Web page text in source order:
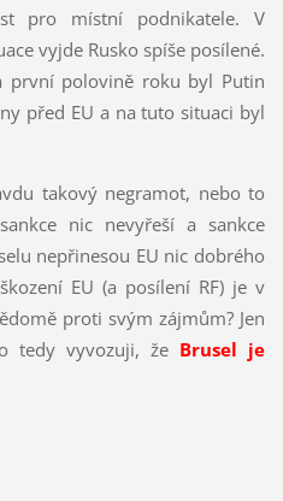
pro místní podnikatele. V
vyjde Rusko spíše posílené.
první polovině roku byl Putin
před EU a na tuto situaci byl
takový negramot, nebo to
nic nevyřeší a sankce
nepřinesou EU nic dobrého
EU (a posílení RF) je v
proti svým zájmům? Jen
tedy vyvozuji, že Brusel je